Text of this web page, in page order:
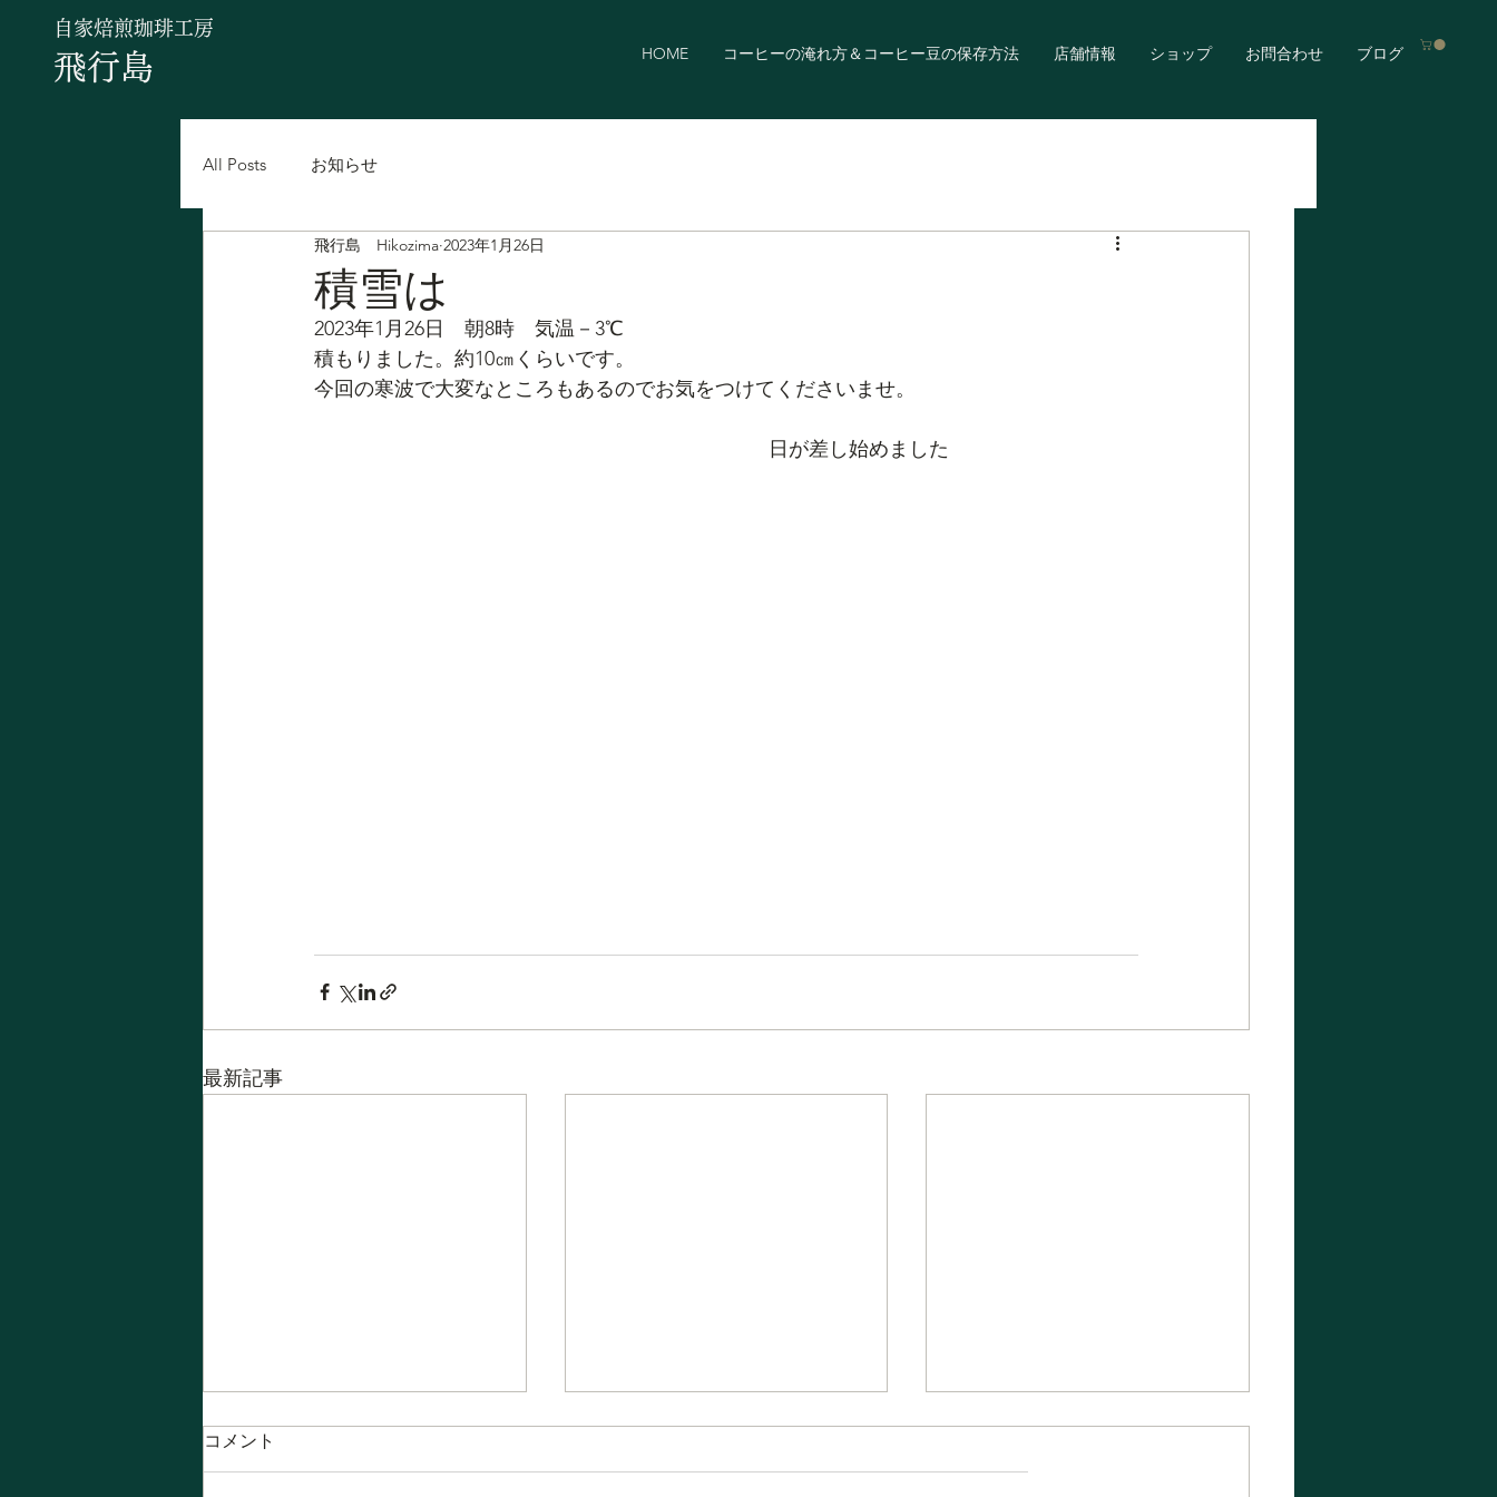
自家焙煎珈琲工房
飛行島 HOME コーヒーの淹れ方＆コーヒー豆の保存方法 店舗情報 ショップ お問合わせ ブログ
All Posts お知らせ
積雪は
飛行島 Hikozima 2023年1月26日
2023年1月26日　朝8時　気温－3℃
積もりました。約10㎝くらいです。
今回の寒波で大変なところもあるのでお気をつけてくださいませ。
日が差し始めました
最新記事
コメント